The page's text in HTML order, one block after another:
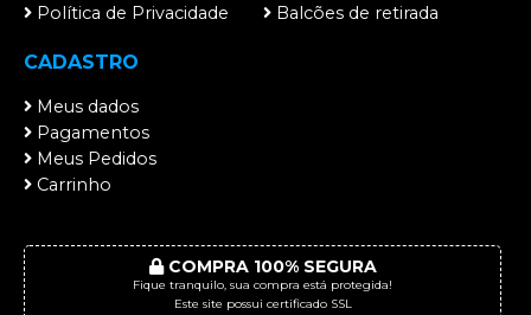
Política de Privacidade
Balcões de retirada
CADASTRO
Meus dados
Pagamentos
Meus Pedidos
Carrinho
COMPRA 100% SEGURA
Fique tranquilo, sua compra está protegida!
Este site possui certificado SSL